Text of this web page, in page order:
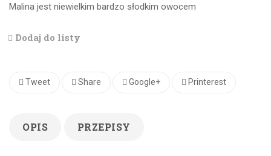
Malina jest niewielkim bardzo słodkim owocem
Dodaj do listy
Tweet Share Google+ Printerest
OPIS PRZEPISY